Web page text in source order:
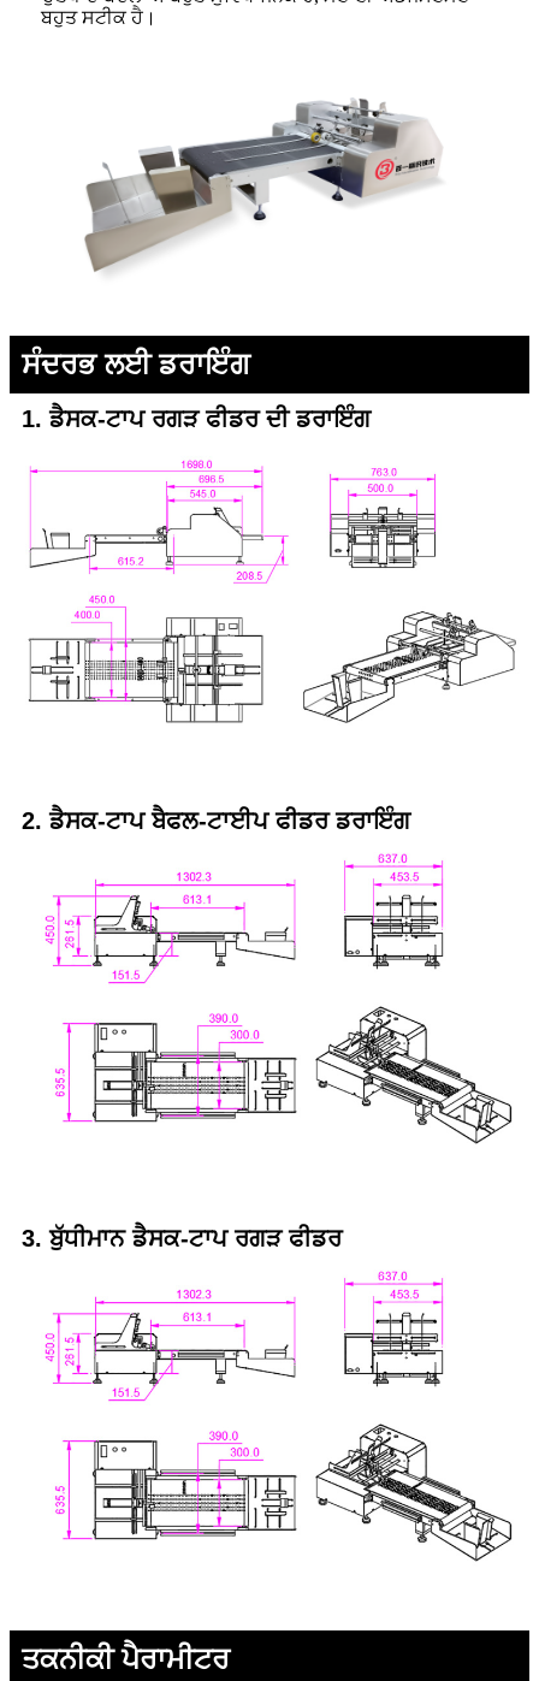
ਬਹੁਤ ਸਟੀਕ ਹੈ।
ਸੰਦਰਭ ਲਈ ਡਰਾਇੰਗ
1. ਡੈਸਕ-ਟਾਪ ਰਗੜ ਫੀਡਰ ਦੀ ਡਰਾਇੰਗ
2. ਡੈਸਕ-ਟਾਪ ਬੈਫਲ-ਟਾਈਪ ਫੀਡਰ ਡਰਾਇੰਗ
3. ਬੁੱਧੀਮਾਨ ਡੈਸਕ-ਟਾਪ ਰਗੜ ਫੀਡਰ
ਤਕਨੀਕੀ ਪੈਰਾਮੀਟਰ